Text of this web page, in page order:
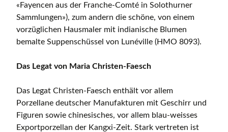
«Fayencen aus der Franche-Comté in Solothurner
Sammlungen»), zum andern die schöne, von einem
vorzüglichen Hausmaler mit indianische Blumen
bemalte Suppenschüssel von Lunéville (HMO 8093).
Das Legat von Maria Christen-Faesch
Das Legat Christen-Faesch enthält vor allem
Porzellane deutscher Manufakturen mit Geschirr und
Figuren sowie chinesisches, vor allem blau-weisses
Exportporzellan der Kangxi-Zeit. Stark vertreten ist